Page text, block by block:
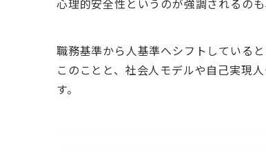
心理的安全性というのが強調されるの
職務基準から人基準へシフトしていると
このことと、社会人モデルや自己実現
す。